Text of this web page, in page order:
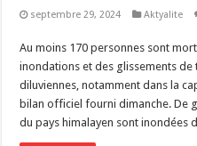
septembre 29, 2024 Aktyalite
Au moins 170 personnes sont
inondations et des glissements
diluviennes, notamment dans la
bilan officiel fourni dimanche. De
du pays himalayen sont inondées